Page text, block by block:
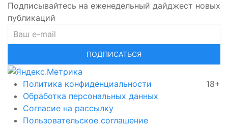
Подписывайтесь на еженедельный дайджест новых
публикаций
ПОДПИСАТЬСЯ
Политика конфиденциальности
Обработка персональных данных
Согласие на рассылку
Пользовательское соглашение
18+